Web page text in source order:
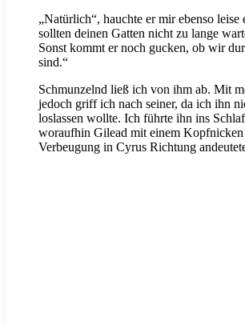
„Natürlich“, hauchte er mir ebenso leise
sollten deinen Gatten nicht zu lange
Sonst kommt er noch gucken, ob wir
sind.“
Schmunzelnd ließ ich von ihm ab. Mit
jedoch griff ich nach seiner, da ich ihn
loslassen wollte. Ich führte ihn ins
woraufhin Gilead mit einem Kopfnicken
Verbeugung in Cyrus Richtung